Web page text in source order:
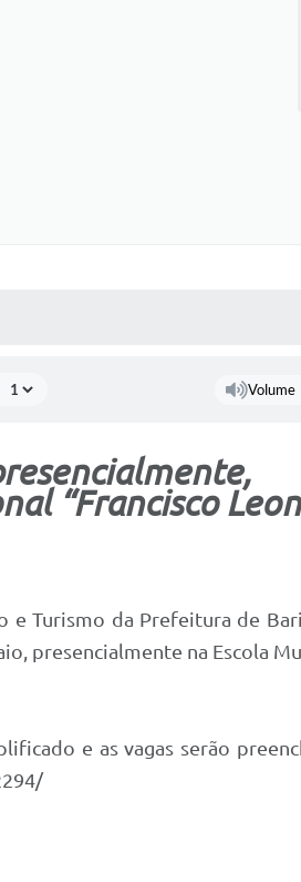
Volume
“Francisco
Turismo da Prefeitura de
presencialmente na Escola
e as vagas serão